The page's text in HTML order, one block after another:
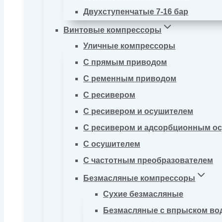
Двухступенчатые 7-16 бар
Винтовые компрессоры
Уличные компрессоры
С прямым приводом
С ременным приводом
С ресивером
С ресивером и осушителем
С ресивером и адсорбционным
С осушителем
С частотным преобразователем
Безмасляные компрессоры
Сухие безмасляные
Безмасляные с впрыском